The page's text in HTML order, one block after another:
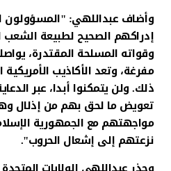
وأضاف عبداللهي: "المسؤولون
إدراكهم الصحيح لطبيعة الشعب
وقواته المسلحة المقتدرة،
مفرغة، وتعد الأكاذيب
ذلك. ولن يتمكنوا أبدا، عبر
تعويض ما لحق بهم من إذلال
مواجهتهم مع الجمهورية
نزعتهم إلى إشعال الحروب".